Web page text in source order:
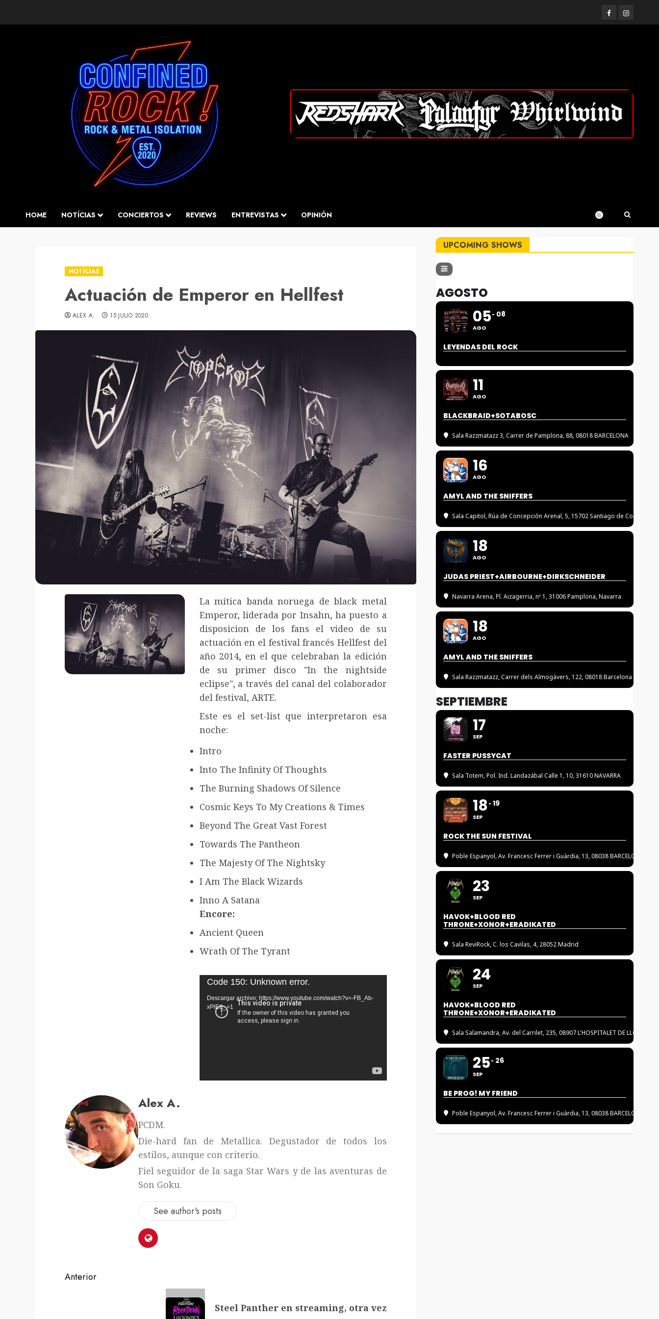
FacebookInstagram
HOME NOTÍCIAS CONCIERTOS REVIEWS ENTREVISTAS OPINIÓN
NOTÍCIAS
Actuación de Emperor en Hellfest
ALEX A. 15 JULIO 2020
La mítica banda noruega de black metal
Emperor, liderada por Insahn, ha puesto a
disposicion de los fans el video de su
actuación en el festival francés Hellfest del
año 2014, en el que celebraban la edición
de su primer disco "In the nightside
eclipse", a través del canal del colaborador
del festival, ARTE.
Este es el set-list que interpretaron esa
noche:
Intro
Into The Infinity Of Thoughts
The Burning Shadows Of Silence
Cosmic Keys To My Creations & Times
Beyond The Great Vast Forest
Towards The Pantheon
The Majesty Of The Nightsky
I Am The Black Wizards
Inno A Satana
Encore:
Ancient Queen
Wrath Of The Tyrant
Reproductor
de
vídeo
Code 150: Unknown error.
Descargar archivo: https://www.youtube.com/watch?v=-FB_Ab-
xPlE&_=1
Alex A.
PCDM.
Die-hard fan de Metallica. Degustador de todos los
estilos, aunque con criterio.
Fiel seguidor de la saga Star Wars y de las aventuras de
Son Goku.
See author's posts
Navegación
Anterior
Steel Panther en streaming, otra vez
UPCOMING SHOWS
AGOSTO
05
AGO
08
LEYENDAS DEL ROCK
11
AGO
BLACKBRAID+SOTABOSC
Sala Razzmatazz 3, Carrer de Pamplona, 88, 08018 BARCELONA
16
AGO
AMYL AND THE SNIFFERS
Sala Capitol, Rúa de Concepción Arenal, 5, 15702 Santiago de
18
AGO
JUDAS PRIEST+AIRBOURNE+DIRKSCHNEIDER
Navarra Arena, Pl. Aizagerria, nº 1, 31006 Pamplona, Navarra
18
AGO
AMYL AND THE SNIFFERS
Sala Razzmatazz, Carrer dels Almogàvers, 122, 08018 Barcelona
SEPTIEMBRE
17
SEP
FASTER PUSSYCAT
Sala Totem, Pol. Ind. Landazábal Calle 1, 10, 31610 NAVARRA
18
SEP
19
ROCK THE SUN FESTIVAL
Poble Espanyol, Av. Francesc Ferrer i Guàrdia, 13, 08038 BARCELONA
23
SEP
HAVOK+BLOOD RED
THRONE+XONOR+ERADIKATED
Sala ReviRock, C. los Cavilas, 4, 28052 Madrid
24
SEP
HAVOK+BLOOD RED
THRONE+XONOR+ERADIKATED
Sala Salamandra, Av. del Carrilet, 235, 08907 L'HOSPITALET DE LLOBREGAT
25
SEP
26
BE PROG! MY FRIEND
Poble Espanyol, Av. Francesc Ferrer i Guàrdia, 13, 08038 BARCELONA